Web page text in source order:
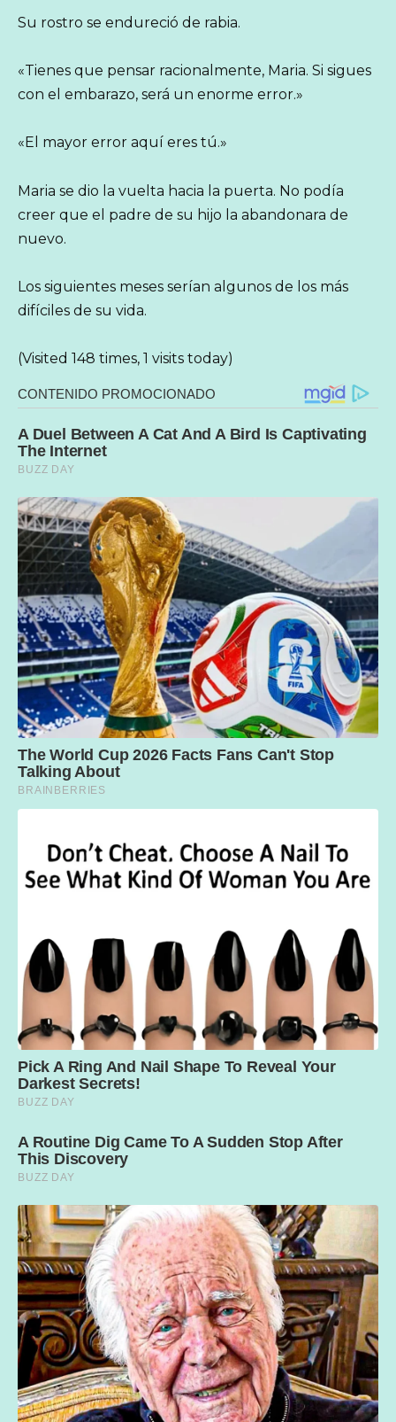
Su rostro se endureció de rabia.
«Tienes que pensar racionalmente, Maria. Si sigues
con el embarazo, será un enorme error.»
«El mayor error aquí eres tú.»
Maria se dio la vuelta hacia la puerta. No podía
creer que el padre de su hijo la abandonara de
nuevo.
Los siguientes meses serían algunos de los más
difíciles de su vida.
(Visited 148 times, 1 visits today)